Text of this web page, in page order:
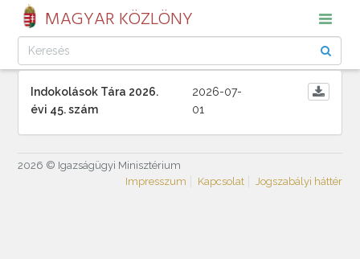
MAGYAR KÖZLÖNY
Indokolások Tára 2026.
évi 45. szám
2026-07-
01
2026 © Igazságügyi Minisztérium
Impresszum
Kapcsolat Jogszabályi háttér